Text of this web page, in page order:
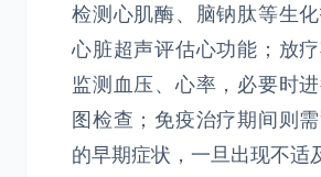
检测心肌酶、脑钠肽等生
心脏超声评估心功能；放
监测血压、心率，必要时
图检查；免疫治疗期间则
的早期症状，一旦出现不适